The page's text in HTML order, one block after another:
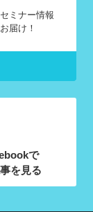
ミナー情報
届け！
で
を見る